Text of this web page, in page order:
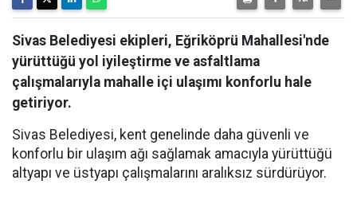
Sivas Belediyesi ekipleri, Eğriköprü Mahallesi'nde
yürüttüğü yol iyileştirme ve asfaltlama
çalışmalarıyla mahalle içi ulaşımı konforlu hale
getiriyor.
Sivas Belediyesi, kent genelinde daha güvenli ve
konforlu bir ulaşım ağı sağlamak amacıyla yürüttüğü
altyapı ve üstyapı çalışmalarını aralıksız sürdürüyor.